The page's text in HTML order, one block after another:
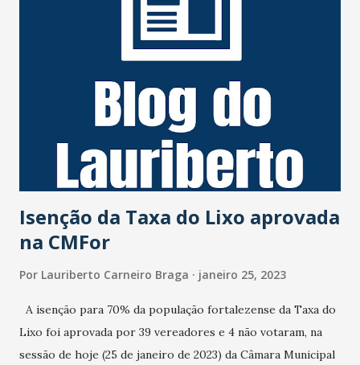
pedir a Isenção da Taxa de Inscrição para o CPNU terminou
na sexta-feira (26/1/2024). Os casos previstos no Edital
para Isenção são de candidatos: Que integram o Cadastro
Único para Programas Sociais (CadÚnico). Aqueles que
cursam ou cursaram Faculdade pelo Fundo de
Financiamento ao Estudante do Ensino Superior (Fies) ou
pelo Programa Universidade para Todos (ProUni). Aqueles
inscritos para Doação de Medula Óssea. Para os demais
candidatos a vagas do Serviço Públi...
Isenção da Taxa do Lixo aprovada
na CMFor
Por Lauriberto Carneiro Braga janeiro 25, 2023
A isenção para 70% da população fortalezense da Taxa do
Lixo foi aprovada por 39 vereadores e 4 não votaram, na
sessão de hoje (25 de janeiro de 2023) da Câmara Municipal